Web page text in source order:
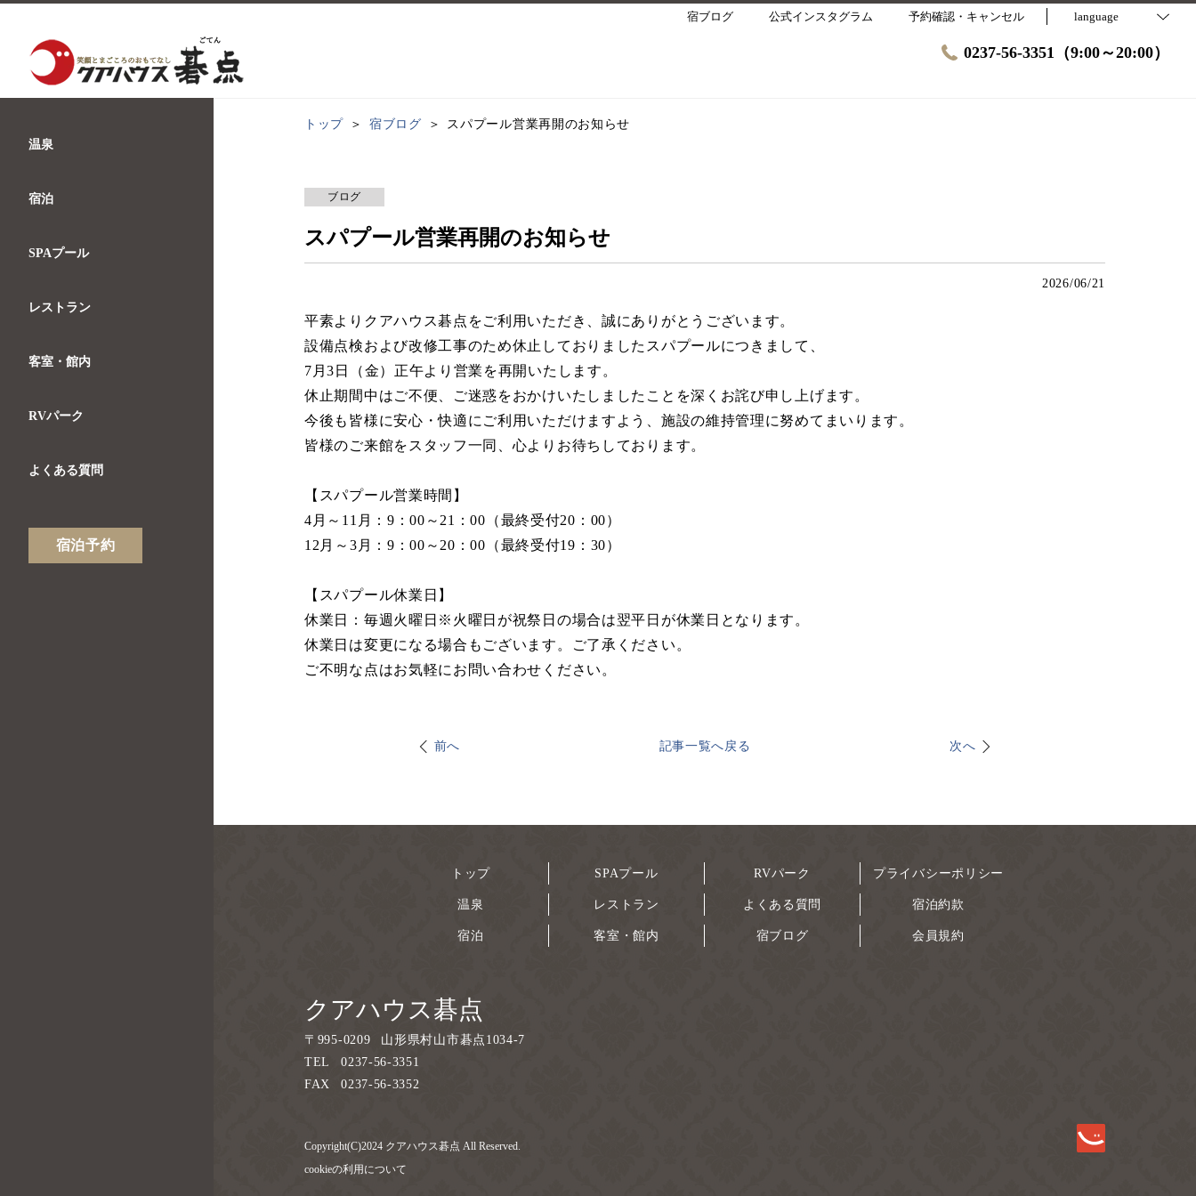
宿ブログ 公式インスタグラム 予約確認・キャンセル language
0237-56-3351（9:00～20:00）
温泉
宿泊
SPAプール
レストラン
客室・館内
RVパーク
よくある質問
宿泊予約
トップ 宿ブログ スパプール営業再開のお知らせ
ブログ
スパプール営業再開のお知らせ
2026/06/21
平素よりクアハウス碁点をご利用いただき、誠にありがとうございます。
設備点検および改修工事のため休止しておりましたスパプールにつきまして、
7月3日（金）正午より営業を再開いたします。
休止期間中はご不便、ご迷惑をおかけいたしましたことを深くお詫び申し上げます。
今後も皆様に安心・快適にご利用いただけますよう、施設の維持管理に努めてまいります。
皆様のご来館をスタッフ一同、心よりお待ちしております。
【スパプール営業時間】
4月～11月：9：00～21：00（最終受付20：00）
12月～3月：9：00～20：00（最終受付19：30）
【スパプール休業日】
休業日：毎週火曜日※火曜日が祝祭日の場合は翌平日が休業日となります。
休業日は変更になる場合もございます。ご了承ください。
ご不明な点はお気軽にお問い合わせください。
前へ 記事一覧へ戻る 次へ
トップ
温泉
宿泊
SPAプール
レストラン
客室・館内
RVパーク
よくある質問
宿ブログ
プライバシーポリシー
宿泊約款
会員規約
クアハウス碁点
〒 995-0209
山形県村山市碁点1034-7
TEL
0237-56-3351
FAX
0237-56-3352
Copyright(C)2024 クアハウス碁点 All Reserved.
cookieの利用について